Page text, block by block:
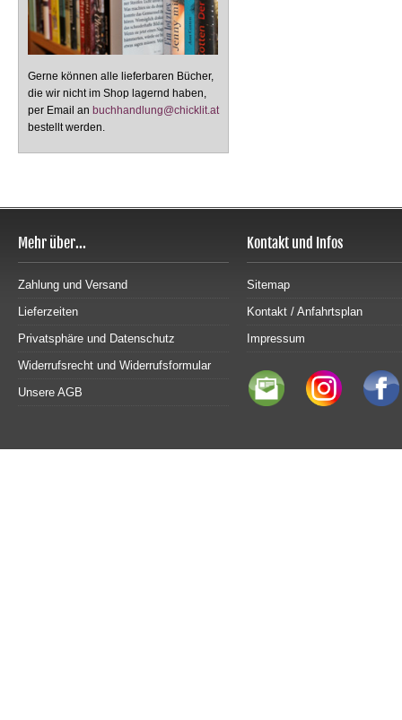
Gerne können alle lieferbaren Bücher,
die wir nicht im Shop lagernd haben,
per Email an buchhandlung@chicklit.at
bestellt werden.
Mehr über...
Zahlung und Versand
Lieferzeiten
Privatsphäre und Datenschutz
Widerrufsrecht und Widerrufsformular
Unsere AGB
Kontakt und Infos
Sitemap
Kontakt / Anfahrtsplan
Impressum